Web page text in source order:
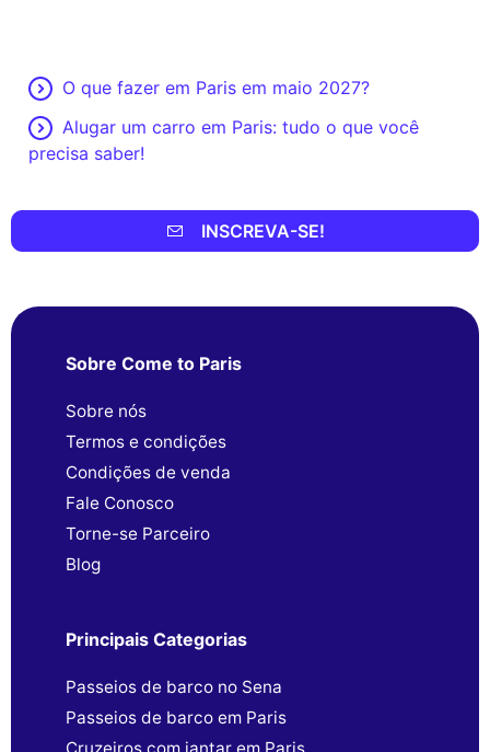
O que fazer em Paris em maio 2027?
Alugar um carro em Paris: tudo o que você
precisa saber!
INSCREVA-SE!
Sobre Come to Paris
Sobre nós
Termos e condições
Condições de venda
Fale Conosco
Torne-se Parceiro
Blog
Principais Categorias
Passeios de barco no Sena
Passeios de barco em Paris